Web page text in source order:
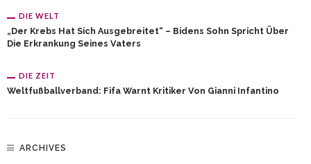
DIE WELT
„Der Krebs Hat Sich Ausgebreitet“ – Bidens Sohn Spricht Über
Die Erkrankung Seines Vaters
DIE ZEIT
Weltfußballverband: Fifa Warnt Kritiker Von Gianni Infantino
ARCHIVES